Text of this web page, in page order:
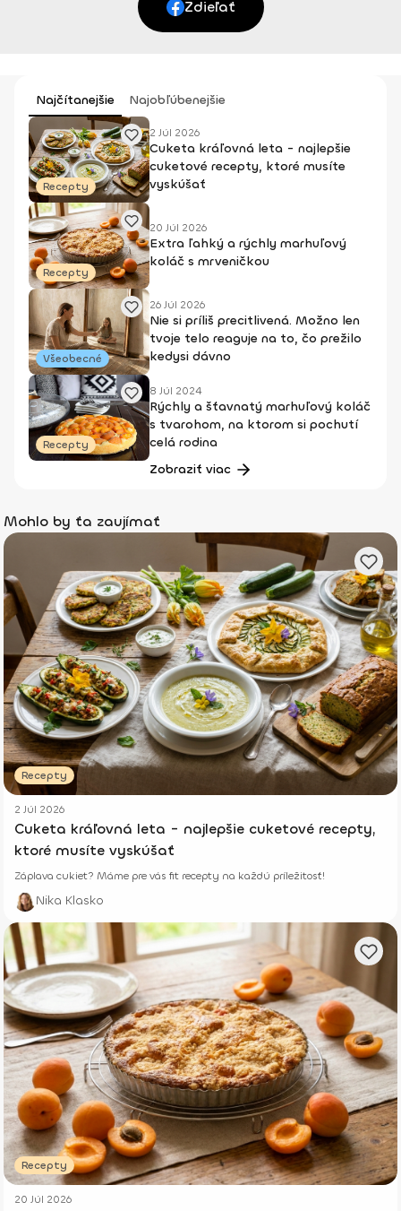
Zdieľať
Najčítanejšie Najobľúbenejšie
Recepty
2 Júl 2026
Cuketa kráľovná leta - najlepšie
cuketové recepty, ktoré musíte
vyskúšať
Recepty
20 Júl 2026
Extra ľahký a rýchly marhuľový
koláč s mrveničkou
Všeobecné
26 Júl 2026
Nie si príliš precitlivená. Možno len
tvoje telo reaguje na to, čo prežilo
kedysi dávno
Recepty
8 Júl 2024
Rýchly a šťavnatý marhuľový koláč
s tvarohom, na ktorom si pochutí
celá rodina
Zobraziť viac
Mohlo by ťa zaujímať
Recepty
2 Júl 2026
Cuketa kráľovná leta - najlepšie cuketové recepty,
ktoré musíte vyskúšať
Záplava cukiet? Máme pre vás fit recepty na každú príležitosť!
Nika Klasko
Recepty
20 Júl 2026